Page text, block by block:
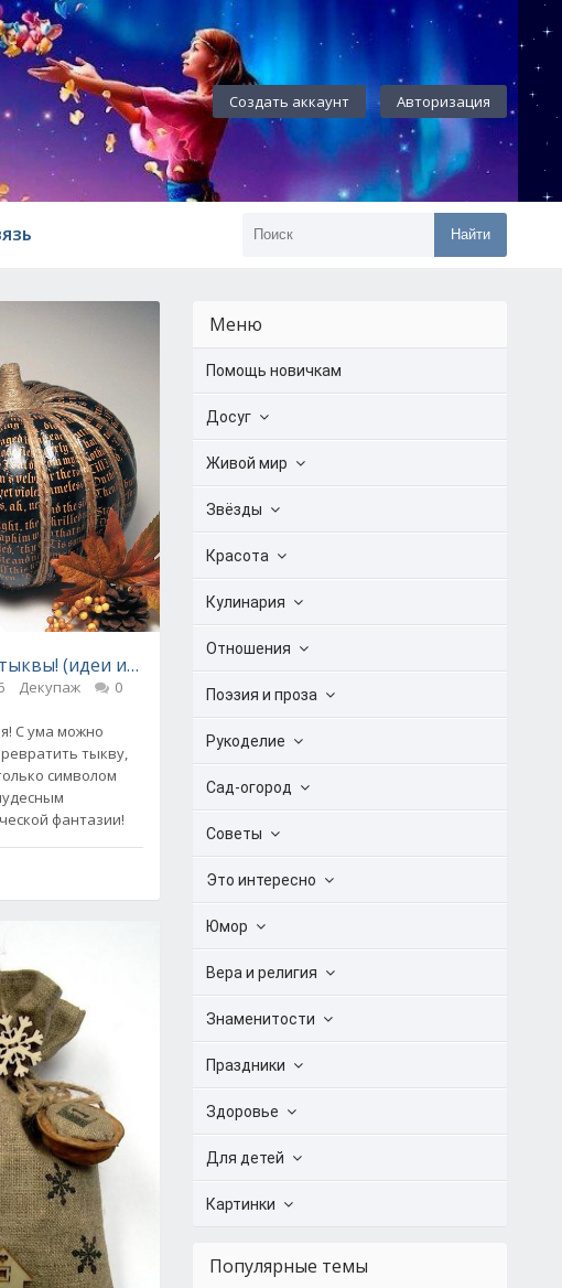
Создать аккаунт Авторизация
Найти
(идеи и мастер-классы)
Декупаж 0
С ума можно
тыкву,
символом
фантазии!
Меню
Помощь новичкам
Досуг
Живой мир
Звёзды
Красота
Кулинария
Отношения
Поэзия и проза
Рукоделие
Сад-огород
Советы
Это интересно
Юмор
Вера и религия
Знаменитости
Праздники
Здоровье
Для детей
Картинки
Популярные темы